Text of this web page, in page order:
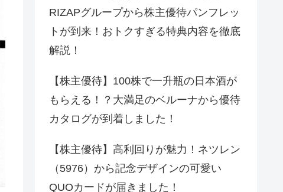
RIZAPグループから株主優待パンフレッ
トが到来！おトクすぎる特典内容を徹底
解説！
【株主優待】100株で一升瓶の日本酒が
もらえる！？大満足のベルーナから優待
カタログが到着しました！
【株主優待】高利回りが魅力！ネツレン
（5976）から記念デザインの可愛い
QUOカードが届きました！